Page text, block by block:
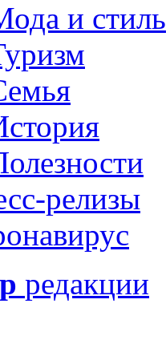
и стиль
релизы
редакции